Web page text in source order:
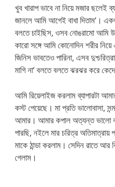
খুব খারাপ ভাবে না নিয়ে মজার ছলেই
জানলে আমি আগেই বাধা দিতাম’।
বলতে চাইছিস, ওসব নোঙরামো আমি
কারো সঙ্গে আমি কোনোদিন শরীর
জিনিস ভাবতেও পারিনা, এসব
মাগি না’ বলতে বলতে ঝরঝর করে
আমি রিয়েলাইজ করলাম ব্যাপারটা
কস্ট পেয়েছে। মা প্রতি ভালোবাসা,
আমার। আমার কপাল অত্যন্ত ভালো
পারছি, নইলে মার চরিত্র অতিমাত্রায়
মাকে ঠান্ডা করলাম। সেদিন রাতে আর
গেলাম।